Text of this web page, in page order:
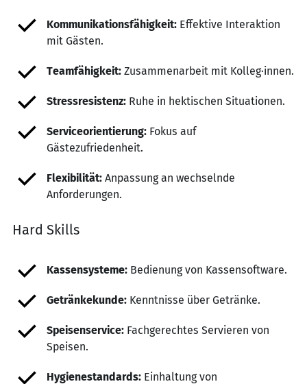
Kommunikationsfähigkeit: Effektive Interaktion
mit Gästen.
Teamfähigkeit: Zusammenarbeit mit Kolleg·innen.
Stressresistenz: Ruhe in hektischen Situationen.
Serviceorientierung: Fokus auf
Gästezufriedenheit.
Flexibilität: Anpassung an wechselnde
Anforderungen.
Hard Skills
Kassensysteme: Bedienung von Kassensoftware.
Getränkekunde: Kenntnisse über Getränke.
Speisenservice: Fachgerechtes Servieren von
Speisen.
Hygienestandards: Einhaltung von